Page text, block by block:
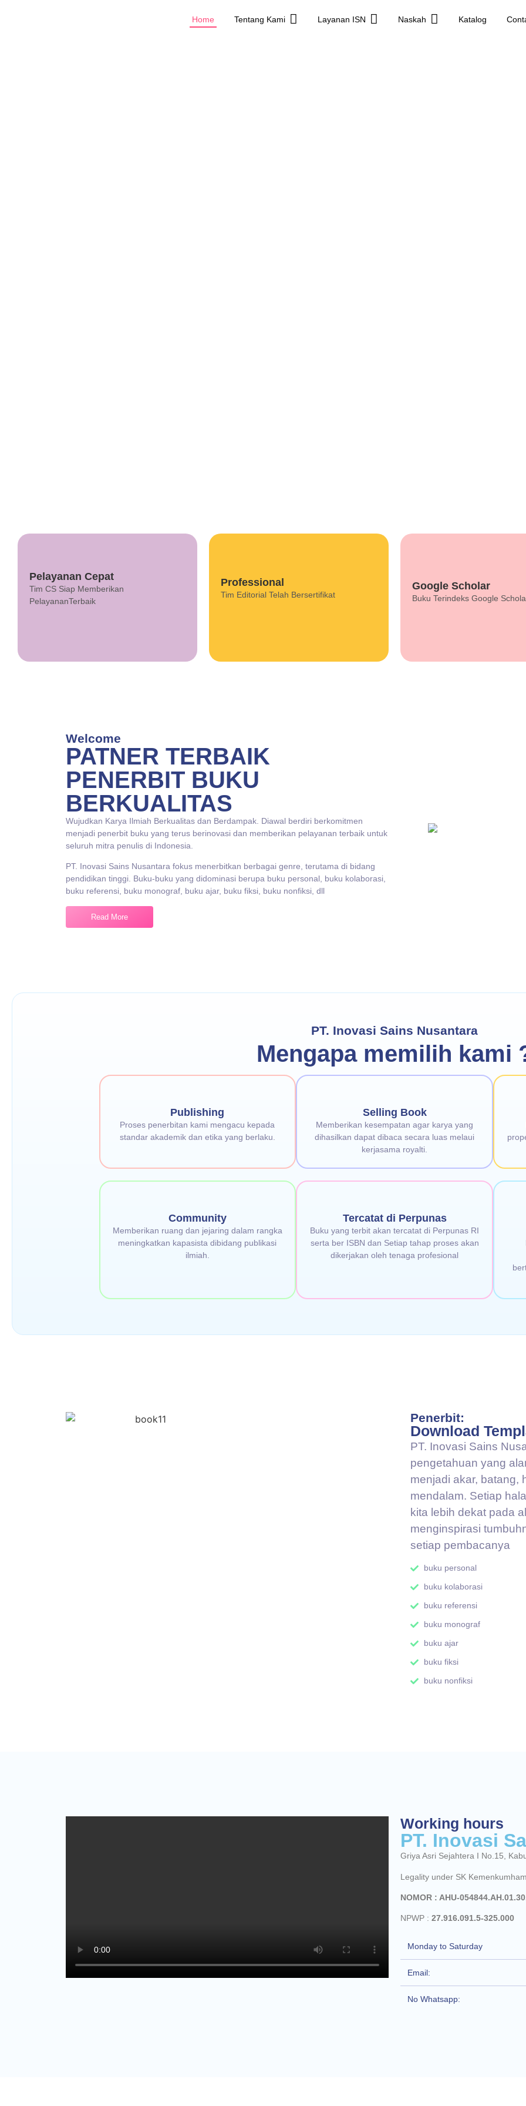
Home Tentang Kami Layanan ISN Naskah Katalog
PT. Inovasi Sains Nusantara
BUKU
Wujudkan Karya Ilmiah Berkualitas dan Berdampak. Bagi kami, menerbitkan buku bukan
menjaga privacy naskah anda, dan kami berikan layanan cepat dan murah yang tidak akan
Explore More
Pelayanan Cepat
Tim CS Siap Memberikan
PelayananTerbaik
Program Info
This is backend content. Lorem ipsum
dolor sit amet.
Professional
Tim Editorial Telah Bersertifikat
Program Info
This is backend content. Lorem ipsum
Google Scholar
Buku Terindeks Google
Program Info
This is backend content.
dolor sit amet.
Welcome
PATNER TERBAIK
PENERBIT BUKU
BERKUALITAS
Wujudkan Karya Ilmiah Berkualitas dan Berdampak. Diawal berdiri berkomitmen
menjadi penerbit buku yang terus berinovasi dan memberikan pelayanan terbaik untuk
seluruh mitra penulis di Indonesia.
PT. Inovasi Sains Nusantara fokus menerbitkan berbagai genre, terutama di bidang
pendidikan tinggi. Buku-buku yang didominasi berupa buku personal, buku kolaborasi,
buku referensi, buku monograf, buku ajar, buku fiksi, buku nonfiksi, dll
Read More
PT. Inovasi Sains Nusantara
Mengapa memilih kami
Publishing
Proses penerbitan kami mengacu kepada
standar akademik dan etika yang berlaku.
Selling Book
Memberikan kesempatan agar karya yang
dihasilkan dapat dibaca secara luas melaui
kerjasama royalti.
Community
Memberikan ruang dan jejaring dalam rangka
meningkatkan kapasista dibidang publikasi
ilmiah.
Tercatat di Perpunas
Buku yang terbit akan tercatat di Perpunas RI
serta ber ISBN dan Setiap tahap proses akan
dikerjakan oleh tenaga profesional
Penerbit:
Download
PT. Inovasi Sains
pengetahuan yang
menjadi akar, batang,
mendalam. Setiap
kita lebih dekat pada
menginspirasi
setiap pembacanya
buku personal
buku kolaborasi
buku referensi
buku monograf
buku ajar
buku fiksi
buku nonfiksi
Working hours
PT. Inovasi
Griya Asri Sejahtera I No.15,
Legality under SK
NOMOR : AHU-
NPWP : 27.916.091.5-325.000
Monday to Saturday
Email:
No Whatsapp: